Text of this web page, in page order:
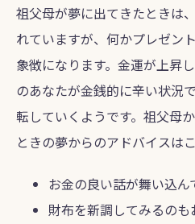
祖父母が夢に出てきたときは
れていますが、何かプレゼン
象徴になります。金運が上昇
のあなたが金銭的に辛い状況
転していくようです。祖父母
ときの夢からのアドバイスは
お金の良い話が舞い込
財布を新調してみるのも